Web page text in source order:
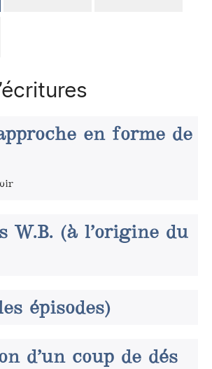
en forme de
W.B. (à l’origine du
épisodes)
d’un coup de dés